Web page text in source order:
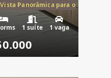
Panorâmica para o Mar, 2
1 suíte 1 vaga